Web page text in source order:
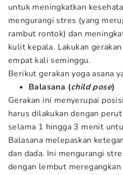
untuk meningkatkan
mengurangi stres (yang
rambut rontok) dan
kulit kepala. Lakukan
empat kali seminggu.
Berikut gerakan yoga asana
Balasana (child pose)
Gerakan ini menyerupai
harus dilakukan dengan
selama 1 hingga 3 menit
Balasana melepaskan
dan dada. Ini mengurangi
dengan lembut